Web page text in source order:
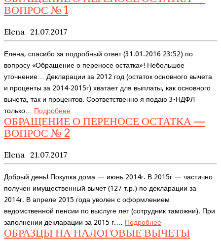
ВОПРОС № 1
Elena 21.07.2017
Елена, спасибо за подробный ответ (31.01.2016 23:52) по
вопросу «Обращение о переносе остатка»! Небольшое
уточнение… Декларации за 2012 год (остаток основного вычета
и проценты за 2014-2015г) хватает для выплаты, как основного
вычета, так и процентов. Соответственно я подаю 3-НДФЛ
только… Подробнее
ОБРАЩЕНИЕ О ПЕРЕНОСЕ ОСТАТКА —
ВОПРОС № 2
Elena 21.07.2017
Добрый день! Покупка дома — июнь 2014г. В 2015г — частично
получен имущественный вычет (127 т.р.) по декларации за
2014г. В апреле 2015 года уволен с оформлением
ведомственной пенсии по выслуге лет (сотрудник таможни). При
заполнении декларации за 2015 г.… Подробнее
ОБРАЗЦЫ НА НАЛОГОВЫЕ ВЫЧЕТЫ